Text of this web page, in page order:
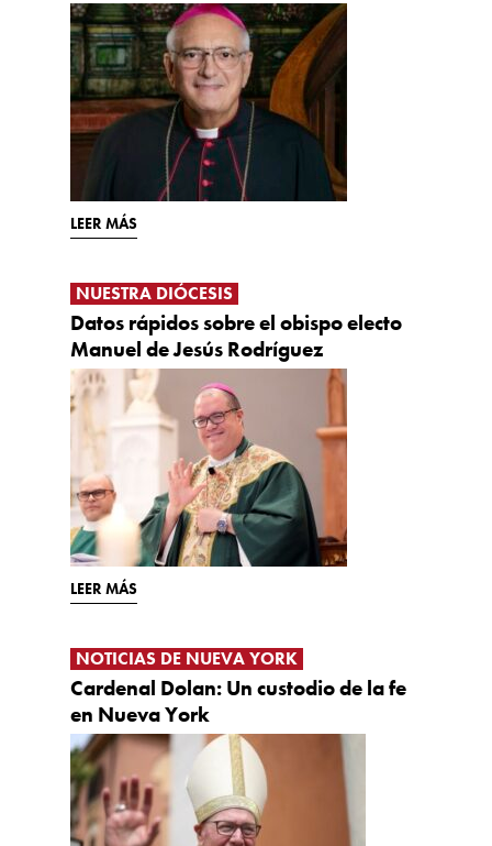
LEER MÁS
NUESTRA DIÓCESIS
Datos rápidos sobre el obispo electo
Manuel de Jesús Rodríguez
LEER MÁS
NOTICIAS DE NUEVA YORK
Cardenal Dolan: Un custodio de la fe
en Nueva York